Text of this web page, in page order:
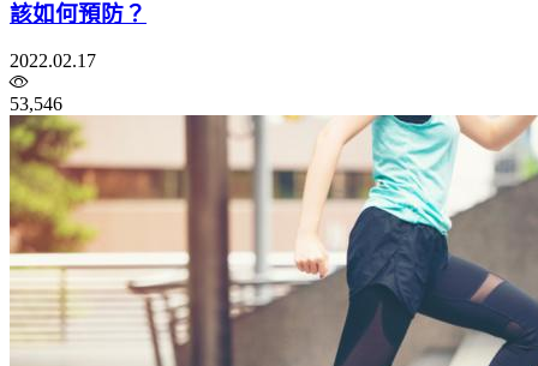
該如何預防？
2022.02.17
53,546